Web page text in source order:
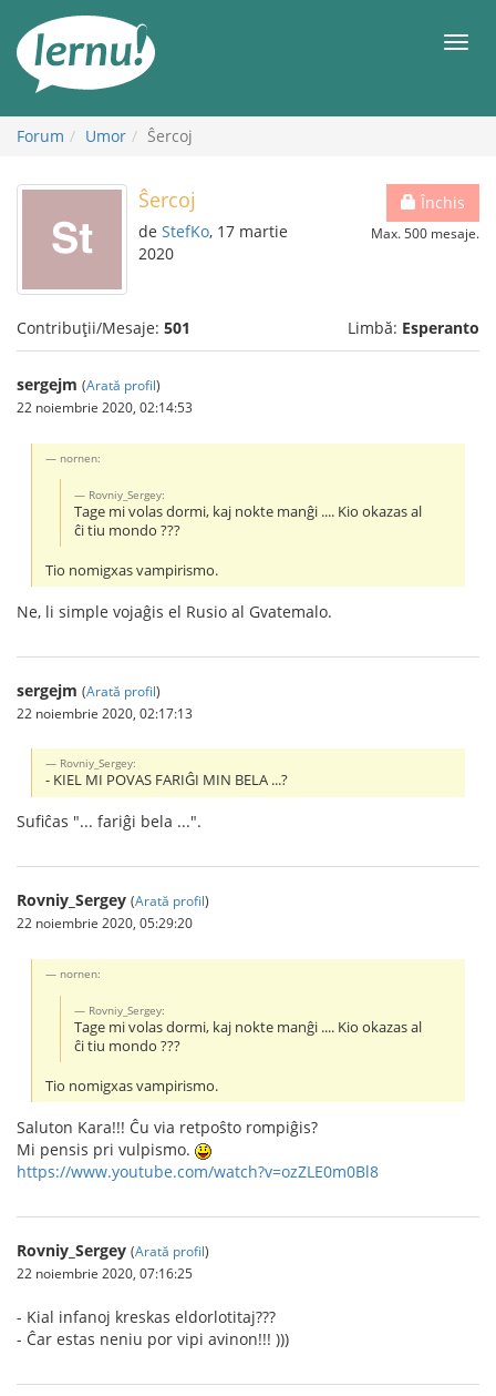
conținut
Forum Umor Ŝercoj
Închis
Max. 500 mesaje.
Ŝercoj
de StefKo, 17 martie
2020
Contribuții/Mesaje: 501 Limbă: Esperanto
sergejm (Arată profil)
22 noiembrie 2020, 02:14:53
nornen:
Rovniy_Sergey:
Tage mi volas dormi, kaj nokte manĝi .... Kio okazas al
ĉi tiu mondo ???
Tio nomigxas vampirismo.
Ne, li simple vojaĝis el Rusio al Gvatemalo.
sergejm (Arată profil)
22 noiembrie 2020, 02:17:13
Rovniy_Sergey:
- KIEL MI POVAS FARIĜI MIN BELA ...?
Sufiĉas "... fariĝi bela ...".
Rovniy_Sergey (Arată profil)
22 noiembrie 2020, 05:29:20
nornen:
Rovniy_Sergey:
Tage mi volas dormi, kaj nokte manĝi .... Kio okazas al
ĉi tiu mondo ???
Tio nomigxas vampirismo.
Saluton Kara!!! Ĉu via retpoŝto rompiĝis?
Mi pensis pri vulpismo.
https://www.youtube.com/watch?v=ozZLE0m0Bl8
Rovniy_Sergey (Arată profil)
22 noiembrie 2020, 07:16:25
- Kial infanoj kreskas eldorlotitaj???
- Ĉar estas neniu por vipi avinon!!! )))